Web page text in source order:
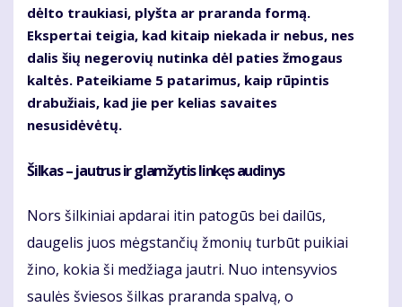
dėlto traukiasi, plyšta ar praranda formą.
Ekspertai teigia, kad kitaip niekada ir nebus, nes
dalis šių negerovių nutinka dėl paties žmogaus
kaltės. Pateikiame 5 patarimus, kaip rūpintis
drabužiais, kad jie per kelias savaites
nesusidėvėtų.
Šilkas – jautrus ir glamžytis linkęs audinys
Nors šilkiniai apdarai itin patogūs bei dailūs,
daugelis juos mėgstančių žmonių turbūt puikiai
žino, kokia ši medžiaga jautri. Nuo intensyvios
saulės šviesos šilkas praranda spalvą, o